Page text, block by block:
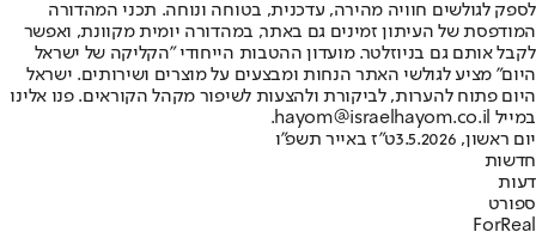
לספק לגולשים חוויה מהירה, עדכנית, בטוחה ונוחה. תכני המהדורה
המודפסת של העיתון זמינים גם באתר, במהדורה יומית מקוונת, ואפשר
לקבל אותם גם בניוזלטר. מועדון ההטבות הייחודי "הקליקה של ישראל
היום" מציע לגולשי האתר הנחות ומבצעים על מוצרים ושירותים. ישראל
היום פתוח להערות, לביקורת ולהצעות לשיפור מקהל הקוראים. פנו אלינו
במייל hayom@israelhayom.co.il.
יום ראשון, 3.5.2026
ט"ז באייר תשפ"ו
חדשות
דעות
ספורט
ForReal